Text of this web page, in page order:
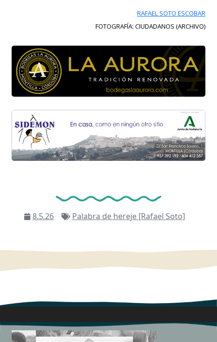
RAFAEL SOTO ESCOBAR
FOTOGRAFÍA: CIUDADANOS (ARCHIVO)
8.5.26 Palabra de hereje [Rafael Soto]